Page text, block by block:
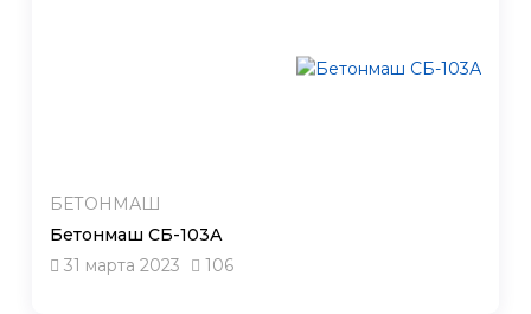
БЕТОНМАШ
Бетонмаш СБ-103А
31 марта 2023
106